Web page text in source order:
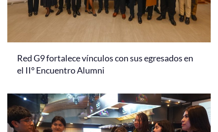
Red G9 fortalece vínculos con sus egresados en
el II° Encuentro Alumni